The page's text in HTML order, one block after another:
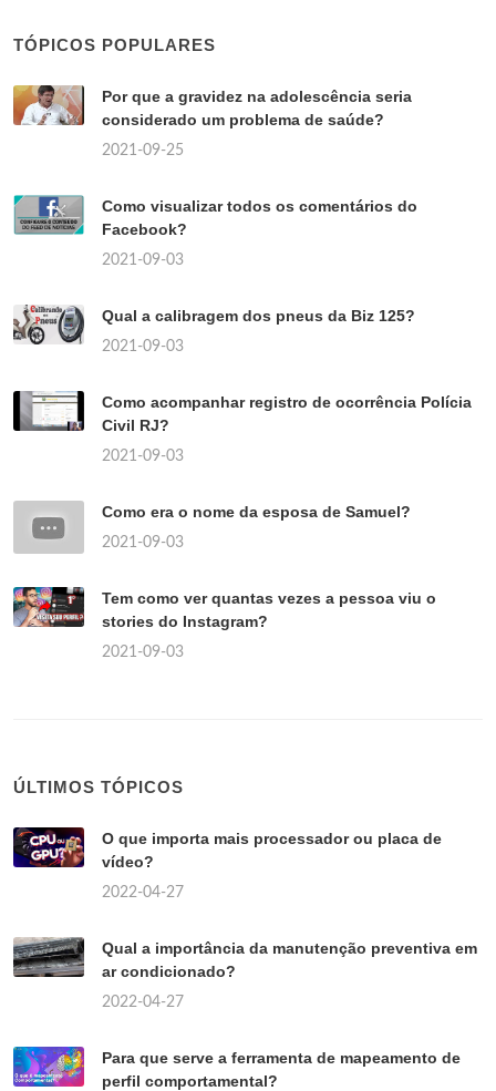
TÓPICOS POPULARES
Por que a gravidez na adolescência seria
considerado um problema de saúde?
2021-09-25
Como visualizar todos os comentários do
Facebook?
2021-09-03
Qual a calibragem dos pneus da Biz 125?
2021-09-03
Como acompanhar registro de ocorrência Polícia
Civil RJ?
2021-09-03
Como era o nome da esposa de Samuel?
2021-09-03
Tem como ver quantas vezes a pessoa viu o
stories do Instagram?
2021-09-03
ÚLTIMOS TÓPICOS
O que importa mais processador ou placa de
vídeo?
2022-04-27
Qual a importância da manutenção preventiva em
ar condicionado?
2022-04-27
Para que serve a ferramenta de mapeamento de
perfil comportamental?